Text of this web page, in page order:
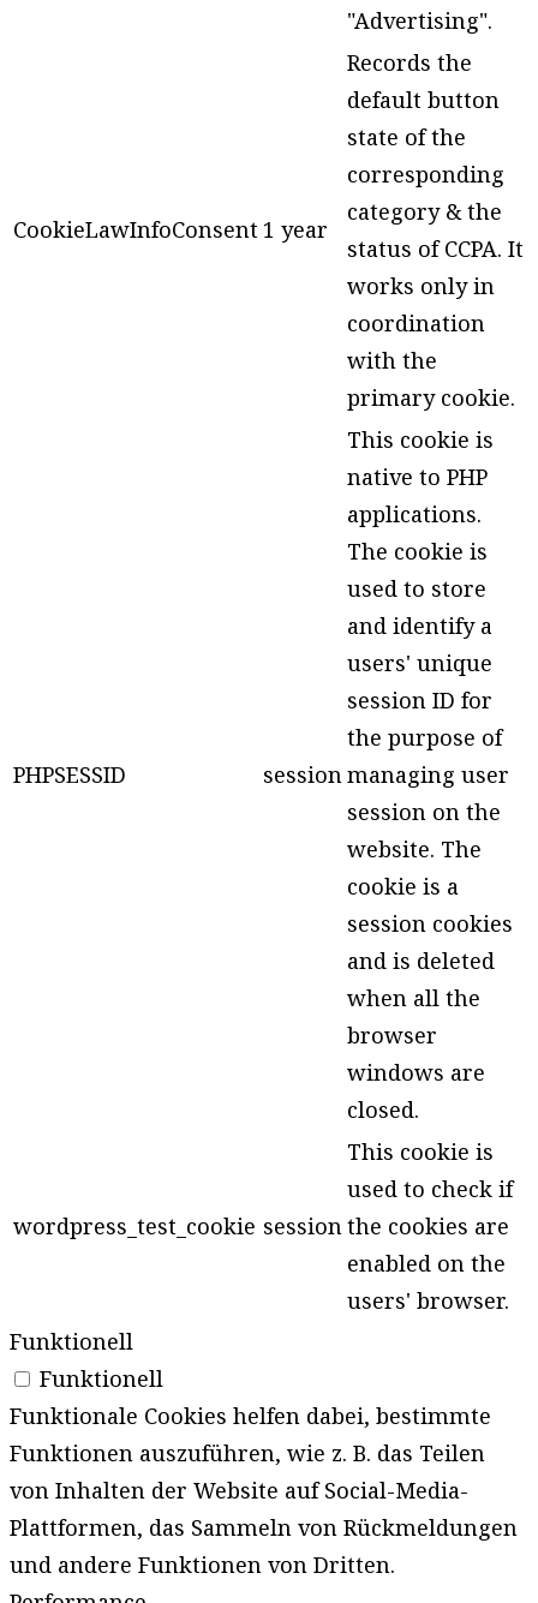
"Advertising".
CookieLawInfoConsent 1 year
Records the
default button
state of the
corresponding
category & the
status of CCPA. It
works only in
coordination
with the
primary cookie.
PHPSESSID session
This cookie is
native to PHP
applications.
The cookie is
used to store
and identify a
users' unique
session ID for
the purpose of
managing user
session on the
website. The
cookie is a
session cookies
and is deleted
when all the
browser
windows are
closed.
wordpress_test_cookie session
This cookie is
used to check if
the cookies are
enabled on the
users' browser.
Funktionell
Funktionell
Funktionale Cookies helfen dabei, bestimmte
Funktionen auszuführen, wie z. B. das Teilen
von Inhalten der Website auf Social-Media-
Plattformen, das Sammeln von Rückmeldungen
und andere Funktionen von Dritten.